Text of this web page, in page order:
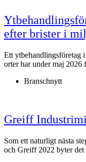
efter brister i
Ett ytbehandlingsföretag
orter har under maj
Branschnytt
Greiff
Som ett naturligt nästa
och Greiff 2022 byter